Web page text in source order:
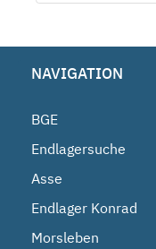
NAVIGATION
BGE
Endlagersuche
Asse
Endlager Konrad
Morsleben